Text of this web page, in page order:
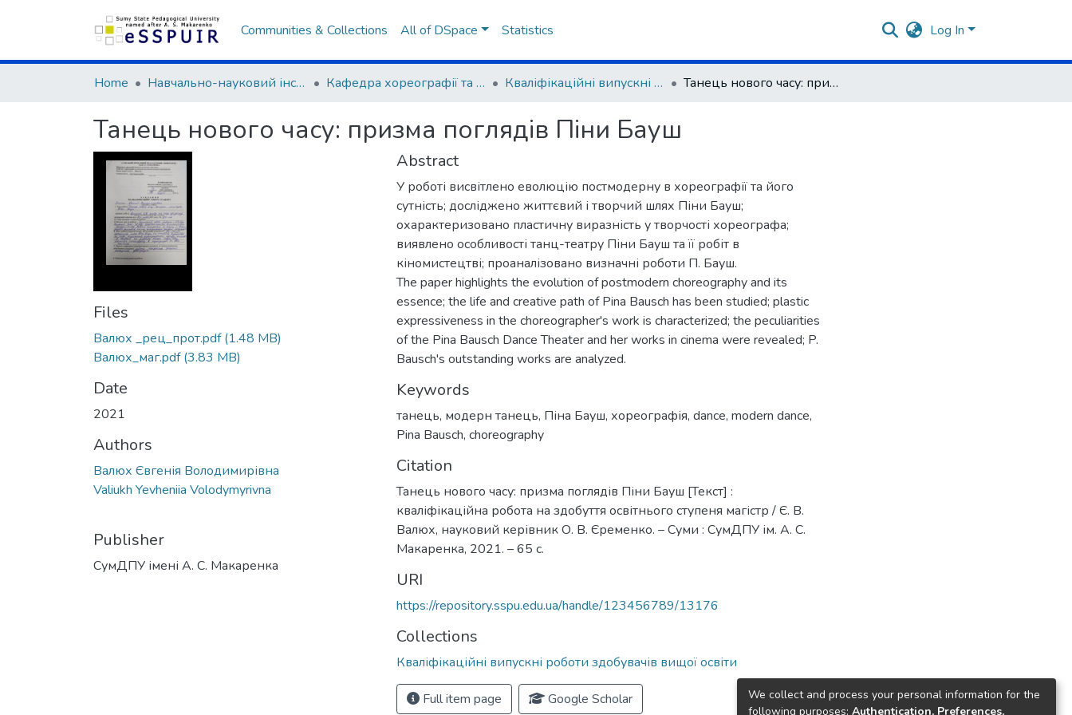
Communities & Collections All of DSpace Statistics Log In
Home Навчально-науковий інститут культури та мистецтв Кафедра хореографії та музичного мистецтва Кваліфікаційні випускні роботи здобувачів вищої освіти Танець нового часу: призма поглядів Піни Бауш
Танець нового часу: призма поглядів Піни Бауш
Files
Валюх _рец_прот.pdf(1.48 MB)
Валюх_маг.pdf(3.83 MB)
Date
2021
Authors
Валюх Євгенія Володимирівна
Valiukh Yevheniia Volodymyrivna
Publisher
СумДПУ імені А. С. Макаренка
Abstract
У роботі висвітлено еволюцію постмодерну в хореографії та його
сутність; досліджено життєвий і творчий шлях Піни Бауш;
охарактеризовано пластичну виразність у творчості хореографа;
виявлено особливості танц-театру Піни Бауш та її робіт в
кіномистецтві; проаналізовано визначні роботи П. Бауш.
The paper highlights the evolution of postmodern choreography and its
essence; the life and creative path of Pina Bausch has been studied; plastic
expressiveness in the choreographer's work is characterized; the peculiarities
of the Pina Bausch Dance Theater and her works in cinema were revealed; P.
Bausch's outstanding works are analyzed.
Keywords
танець, модерн танець, Піна Бауш, хореографія, dance, modern dance,
Pina Bausch, choreography
Citation
Танець нового часу: призма поглядів Піни Бауш [Текст] :
кваліфікаційна робота на здобуття освітнього ступеня магістр / Є. В.
Валюх, науковий керівник О. В. Єременко. – Суми : СумДПУ ім. А. С.
Макаренка, 2021. – 65 с.
URI
https://repository.sspu.edu.ua/handle/123456789/13176
Collections
Кваліфікаційні випускні роботи здобувачів вищої освіти
Full item page Google Scholar
We collect and process your personal information for the
following purposes: Authentication, Preferences,